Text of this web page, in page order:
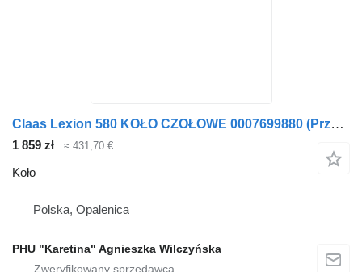
Claas Lexion 580 KOŁO CZOŁOWE 0007699880 (Przekładnia rozdzielająca) do Claas
1 859 zł ≈ 431,70 €
Koło
Polska, Opalenica
PHU "Karetina" Agnieszka Wilczyńska